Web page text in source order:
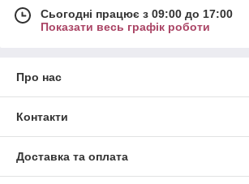
Сьогодні працює з 09:00 до 17:00
Показати весь графік роботи
Про нас
Контакти
Доставка та оплата